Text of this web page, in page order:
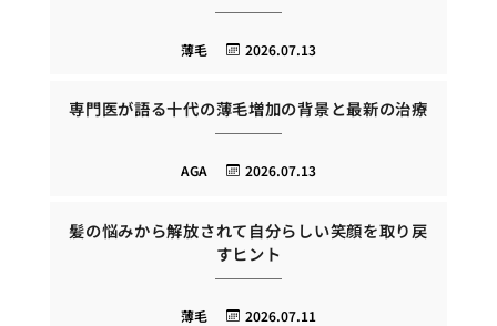
2026.07.13
薄毛
専門医が語る十代の薄毛増加の背景と最新の治療
2026.07.13
AGA
髪の悩みから解放されて自分らしい笑顔を取り戻
すヒント
2026.07.11
薄毛